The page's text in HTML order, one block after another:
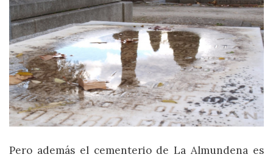
Pero además el cementerio de La Almundena es